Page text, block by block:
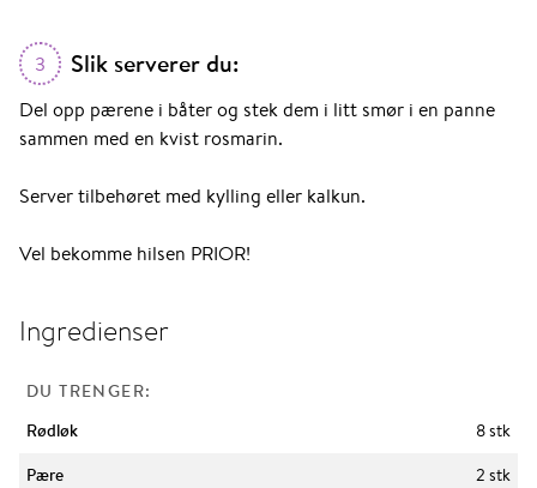
3 Slik serverer du:
Del opp pærene i båter og stek dem i litt smør i en panne
sammen med en kvist rosmarin.
Server tilbehøret med kylling eller kalkun.
Vel bekomme hilsen PRIOR!
Ingredienser
DU TRENGER:
Rødløk
8 stk
Pære
2 stk